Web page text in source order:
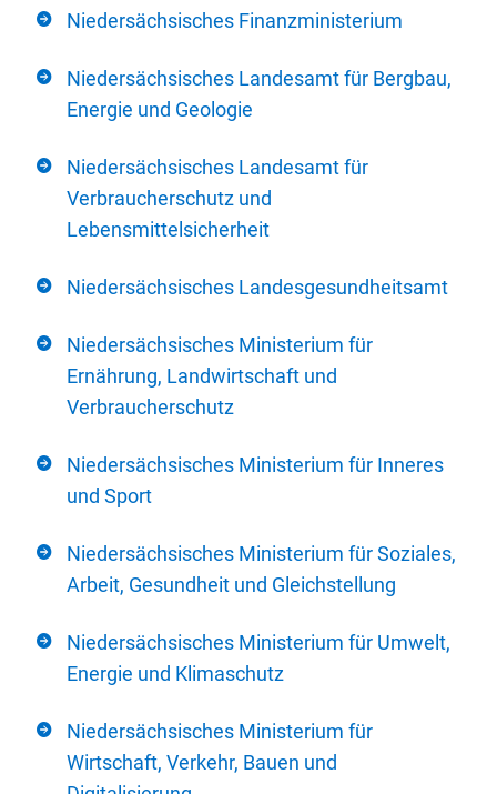
Niedersächsisches Finanzministerium
Niedersächsisches Landesamt für Bergbau,
Energie und Geologie
Niedersächsisches Landesamt für
Verbraucherschutz und
Lebensmittelsicherheit
Niedersächsisches Landesgesundheitsamt
Niedersächsisches Ministerium für
Ernährung, Landwirtschaft und
Verbraucherschutz
Niedersächsisches Ministerium für Inneres
und Sport
Niedersächsisches Ministerium für Soziales,
Arbeit, Gesundheit und Gleichstellung
Niedersächsisches Ministerium für Umwelt,
Energie und Klimaschutz
Niedersächsisches Ministerium für
Wirtschaft, Verkehr, Bauen und